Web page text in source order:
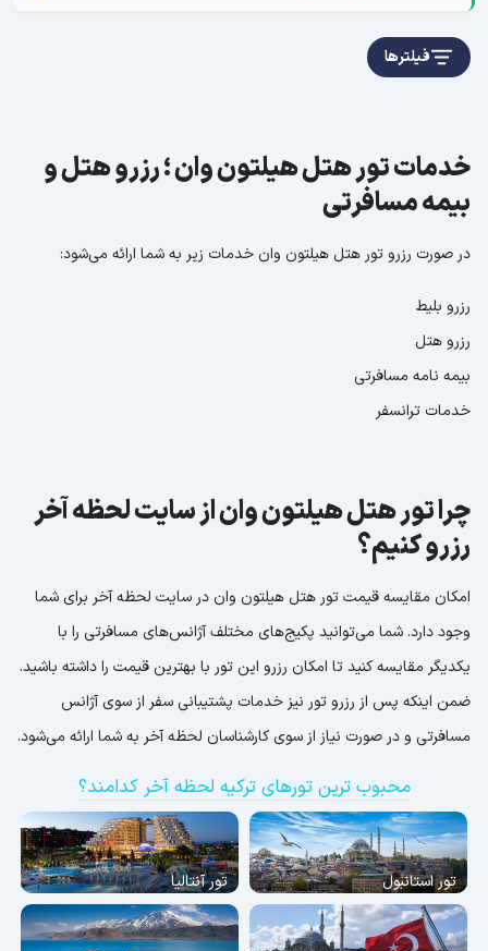
فیلترها
خدمات تور هتل هیلتون وان ؛ رزرو هتل و
بیمه مسافرتی
در صورت رزرو تور هتل هیلتون وان خدمات زیر به شما ارائه می‌شود:
رزرو بلیط
رزرو هتل
بیمه نامه مسافرتی
خدمات ترانسفر
چرا تور هتل هیلتون وان از سایت لحظه آخر
رزرو کنیم؟
امکان مقایسه قیمت تور هتل هیلتون وان در سایت لحظه آخر برای شما
وجود دارد. شما می‌توانید پکیج‌های مختلف آژانس‌های مسافرتی را با
یکدیگر مقایسه کنید تا امکان رزرو این تور با بهترین قیمت را داشته باشید.
ضمن اینکه پس از رزرو تور نیز خدمات پشتیبانی سفر از سوی آژانس
مسافرتی و در صورت نیاز از سوی کارشناسان لحظه آخر به شما ارائه می‌شود.
محبوب ترین تورهای ترکیه لحظه آخر کدامند؟
تور استانبول تور آنتالیا